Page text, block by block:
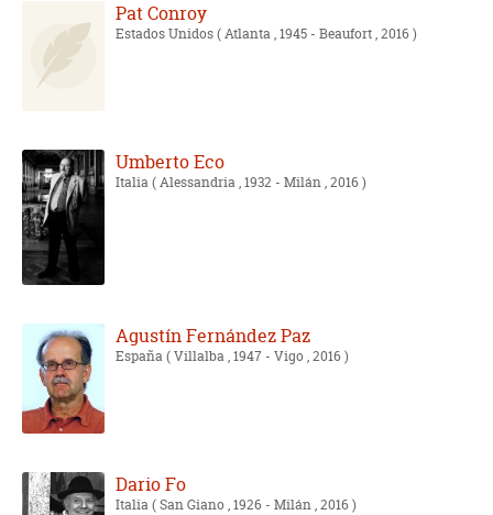
Pat Conroy
Estados Unidos( Atlanta , 1945 - Beaufort , 2016 )
Umberto Eco
Italia( Alessandria , 1932 - Milán , 2016 )
Agustín Fernández Paz
España( Villalba , 1947 - Vigo , 2016 )
Dario Fo
Italia( San Giano , 1926 - Milán , 2016 )